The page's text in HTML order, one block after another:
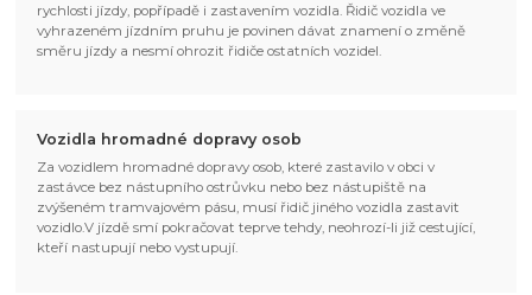
rychlosti jízdy, popřípadě i zastavením vozidla. Řidič vozidla ve
vyhrazeném jízdním pruhu je povinen dávat znamení o změně
směru jízdy a nesmí ohrozit řidiče ostatních vozidel.
Vozidla hromadné dopravy osob
Za vozidlem hromadné dopravy osob, které zastavilo v obci v
zastávce bez nástupního ostrůvku nebo bez nástupiště na
zvýšeném tramvajovém pásu, musí řidič jiného vozidla zastavit
vozidlo.V jízdě smí pokračovat teprve tehdy, neohrozí-li již cestující,
kteří nastupují nebo vystupují.